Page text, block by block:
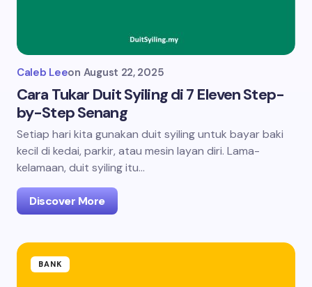
Caleb Leeon August 22, 2025
Cara Tukar Duit Syiling di 7 Eleven Step-
by-Step Senang
Setiap hari kita gunakan duit syiling untuk bayar baki
kecil di kedai, parkir, atau mesin layan diri. Lama-
kelamaan, duit syiling itu…
Discover More
BANK